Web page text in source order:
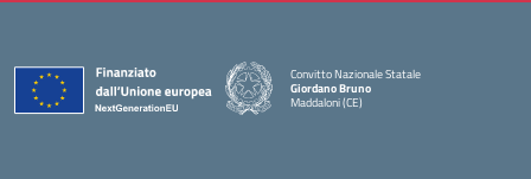
Convitto Nazionale Statale
Giordano Bruno
Maddaloni (CE)